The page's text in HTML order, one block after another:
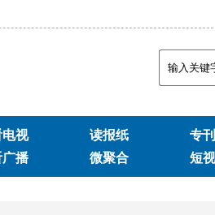
电视
广播
读报纸
微聚合
专
短